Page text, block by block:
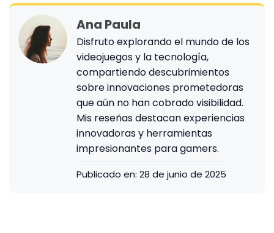
Ana Paula
Disfruto explorando el mundo de los
videojuegos y la tecnología,
compartiendo descubrimientos
sobre innovaciones prometedoras
que aún no han cobrado visibilidad.
Mis reseñas destacan experiencias
innovadoras y herramientas
impresionantes para gamers.
Publicado en: 28 de junio de 2025